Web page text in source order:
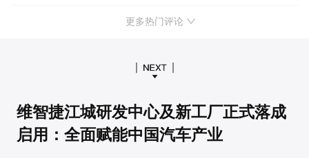
更多热门评论
维智捷江城研发中心及新工厂正式落成
启用：全面赋能中国汽车产业